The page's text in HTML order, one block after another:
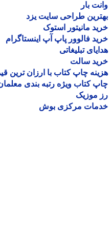
بار
طراحی سایت یزد
مانیتور استوک
فالوور پاپ آپ اینستاگرام
تبلیغاتی
سالت
چاپ کتاب با ارزان ترین قیمت
کتاب ویژه رتبه بندی معلمان
موزیک
مرکزی بوش